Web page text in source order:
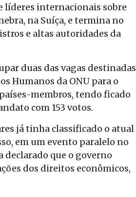
líderes internacionais sobre
na Suíça, e termina no
e altas autoridades da
duas das vagas destinadas
Humanos da ONU para o
membros, tendo ficado
com 153 votos.
já tinha classificado o atual
em um evento paralelo no
que o governo
dos direitos econômicos,